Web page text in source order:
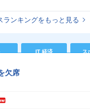
ランキングをもっと見る
IT 経済 ス
欠席